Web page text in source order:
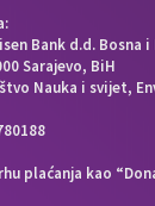
Bank d.d. Bosna
Sarajevo, BiH
Nauka i svijet,
plaćanja kao